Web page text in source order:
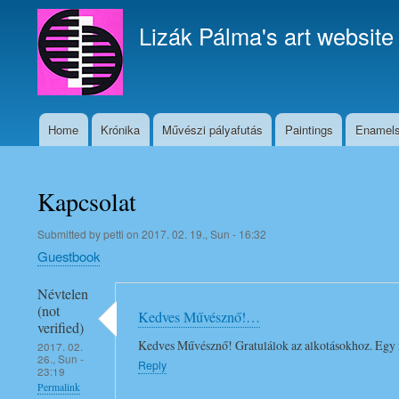
Lizák Pálma's art website
Home Krónika Művészi pályafutás Paintings Enamels
Kapcsolat
Submitted bypetti on 2017. 02. 19., Sun - 16:32
Guestbook
Névtelen
(not
verified)
2017. 02.
26., Sun -
23:19
Permalink
Kedves Művésznő!…
Kedves Művésznő! Gratulálok az alkotásokhoz.
Reply